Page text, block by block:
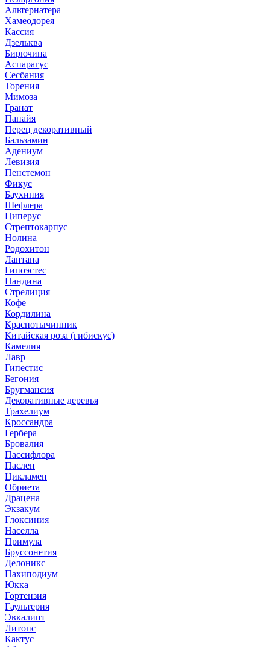
Альтернатера
Хамеодорея
Кассия
Дзельква
Бирючина
Аспарагус
Сесбания
Торения
Мимоза
Гранат
Папайя
Перец декоративный
Бальзамин
Адениум
Левизия
Пенстемон
Фикус
Баухиния
Шефлера
Циперус
Стрептокарпус
Нолина
Родохитон
Лантана
Гипоэстес
Нандина
Стрелиция
Кофе
Кордилина
Краснотычинник
Китайская роза (гибискус)
Камелия
Лавр
Гипестис
Бегония
Бругмансия
Декоративные деревья
Трахелиум
Кроссандра
Гербера
Бровалия
Пассифлора
Паслен
Цикламен
Обриета
Драцена
Экзакум
Глоксиния
Населла
Примула
Бруссонетия
Делоникс
Пахиподиум
Юкка
Гортензия
Гаультерия
Эвкалипт
Литопс
Кактус